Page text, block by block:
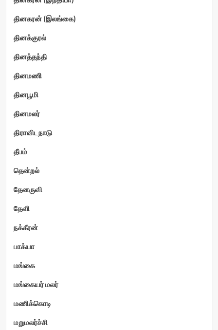
தினகரன் (இலங்கை)
தினக்குரல்
தினத்தந்தி
தினமணி
தினபூமி
தினமலர்
திராவிடநாடு
தீபம்
தென்றல்
தேனருவி
தேவி
நக்கீரன்
பாக்யா
மங்கை
மங்கையர் மலர்
மணிக்கொடி
மறுமலர்ச்சி